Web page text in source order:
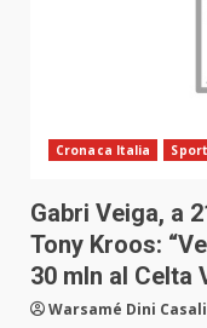
Cronaca Italia Sport
Gabri Veiga, a
Tony Kroos:
30 mln al Celta
Warsamé Dini Casali